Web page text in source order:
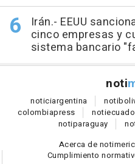
Irán.- EEUU
cinco empresas y
sistema bancario
noti
noticiargentina noti
colombiapress noti
notiparaguay
Acerca de
Cumplimiento